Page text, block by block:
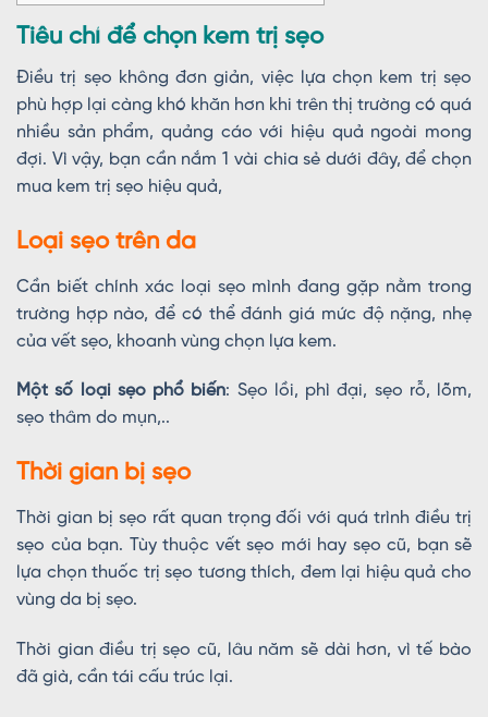
Tiêu chí để chọn kem trị sẹo
Điều trị sẹo không đơn giản, việc lựa chọn kem trị sẹo
phù hợp lại càng khó khăn hơn khi trên thị trường có quá
nhiều sản phẩm, quảng cáo với hiệu quả ngoài mong
đợi. Vì vậy, bạn cần nắm 1 vài chia sẻ dưới đây, để chọn
mua kem trị sẹo hiệu quả,
Loại sẹo trên da
Cần biết chính xác loại sẹo mình đang gặp nằm trong
trường hợp nào, để có thể đánh giá mức độ nặng, nhẹ
của vết sẹo, khoanh vùng chọn lựa kem.
Một số loại sẹo phổ biến: Sẹo lồi, phì đại, sẹo rỗ, lõm,
sẹo thâm do mụn,..
Thời gian bị sẹo
Thời gian bị sẹo rất quan trọng đối với quá trình điều trị
sẹo của bạn. Tùy thuộc vết sẹo mới hay sẹo cũ, bạn sẽ
lựa chọn thuốc trị sẹo tương thích, đem lại hiệu quả cho
vùng da bị sẹo.
Thời gian điều trị sẹo cũ, lâu năm sẽ dài hơn, vì tế bào
đã già, cần tái cấu trúc lại.